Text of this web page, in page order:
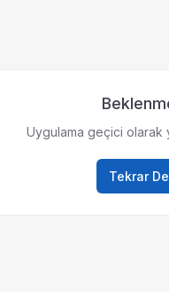
Uygulama geçici olarak
Tekrar